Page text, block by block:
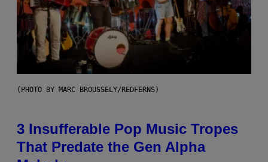
(PHOTO BY MARC BROUSSELY/REDFERNS)
3 Insufferable Pop Music Tropes
That Predate the Gen Alpha